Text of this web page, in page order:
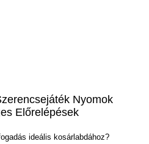
Nyomok
Előrelépések
ideális kosárlabdához?